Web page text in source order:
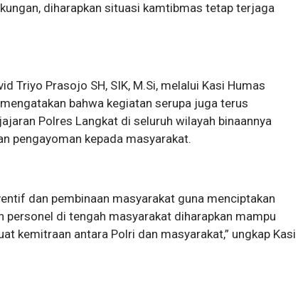
diharapkan situasi kamtibmas tetap terjaga
Triyo Prasojo SH, SIK, M.Si, melalui Kasi Humas
bahwa kegiatan serupa juga terus
Polres Langkat di seluruh wilayah binaannya
pengayoman kepada masyarakat.
dan pembinaan masyarakat guna menciptakan
di tengah masyarakat diharapkan mampu
kemitraan antara Polri dan masyarakat,” ungkap Kasi